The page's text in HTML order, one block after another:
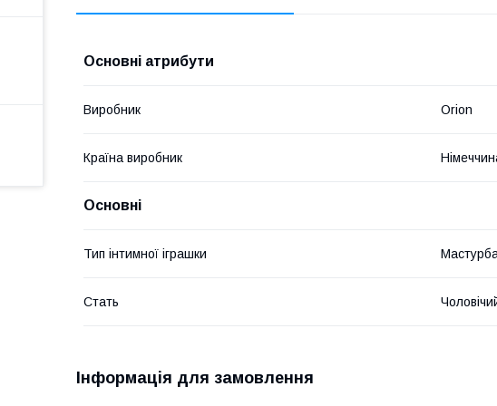
Основні атрибути
Виробник Orion
Країна виробник
Основні
Тип інтимної іграшки
Стать
Інформація для замовлення